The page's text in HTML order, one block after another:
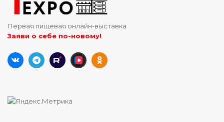
Первая пищевая онлайн-выставка
Заяви о себе по-новому!